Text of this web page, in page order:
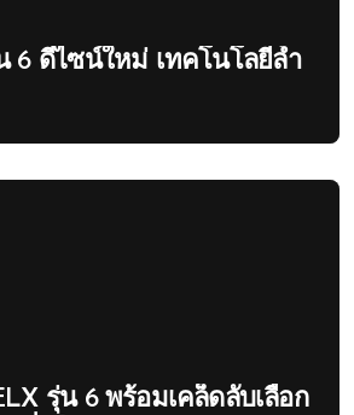
6 ดีไซน์ใหม่ เทคโนโลยีล้ำ
รุ่น 6 พร้อมเคล็ดลับเลือก